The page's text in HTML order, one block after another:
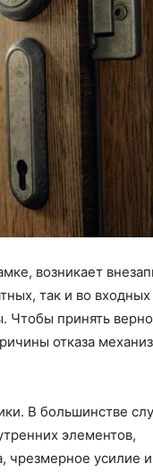
возникает
так и во входных
Чтобы принять
отказа
В большинстве
элементов,
чрезмерное усилие и